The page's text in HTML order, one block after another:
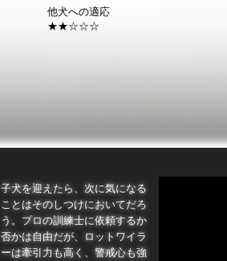
他犬への適応
★★☆☆☆
子犬を迎えたら、次に気になる
ことはそのしつけにおいてだろ
う。プロの訓練士に依頼するか
否かは自由だが、ロットワイラ
ーは牽引力も高く、警戒心も強